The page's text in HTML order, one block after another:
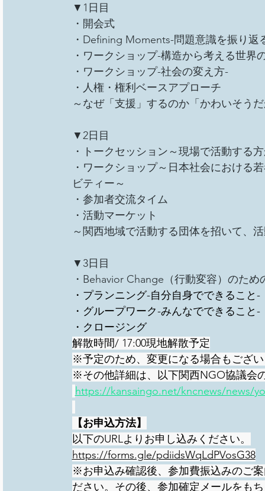
▼1日目
・開会式
・Defining Moments-問題意識を振り返
・ワークショップ-構造から考える世界
・ワークショップ-社会の変え方-
・人権・権利ベースアプローチ
～なぜ「支援」するのか「かわいそう
▼2日目
・トークセッション～現場で活動する
・ワークショップ～日本社会における
ビティー～
・参加者交流タイム
・活動マーケット
～関西地域で活動する団体を招いて、
▼3日目
・Behavior Change（行動変容）のため
・プランニング-自分自身でできること-
・グループワーク-みんなでできること-
・クロージング
解散時間/ 17:00現地解散予定
※予定のため、変更になる場合もござ
※その他詳細は、以下関西NGO協議会
https://kansaingo.net/kncnews/news/
【お申込方法】
以下のURLよりお申し込みください。
https://forms.gle/pdiidsWqLdPVosG38
※お申込み確認後、参加費振込みのご
ださい。その後、参加確定メールをも